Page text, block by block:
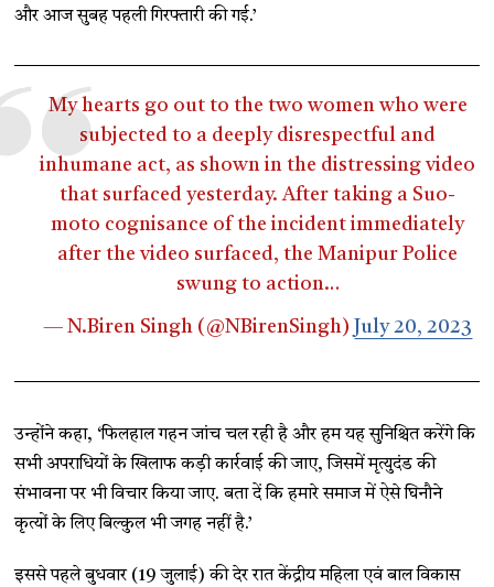
और आज सुबह पहली गिरफ्तारी की गई.’
My hearts go out to the two women who were
subjected to a deeply disrespectful and
inhumane act, as shown in the distressing video
that surfaced yesterday. After taking a Suo-
moto cognisance of the incident immediately
after the video surfaced, the Manipur Police
swung to action…
— N.Biren Singh (@NBirenSingh) July 20, 2023
उन्होंने कहा, ‘फिलहाल गहन जांच चल रही है और हम यह सुनिश्चित करेंगे कि
सभी अपराधियों के खिलाफ कड़ी कार्रवाई की जाए, जिसमें मृत्युदंड की
संभावना पर भी विचार किया जाए. बता दें कि हमारे समाज में ऐसे घिनौने
कृत्यों के लिए बिल्कुल भी जगह नहीं है.’
इससे पहले बुधवार (19 जुलाई) की देर रात केंद्रीय महिला एवं बाल विकास